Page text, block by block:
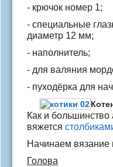
- крючок номер 1;
- специальные
диаметр 12 мм;
- наполнитель;
- для валяния
- пуходёрка для
Как и большинство
вяжется
Начинаем вязание
Голова